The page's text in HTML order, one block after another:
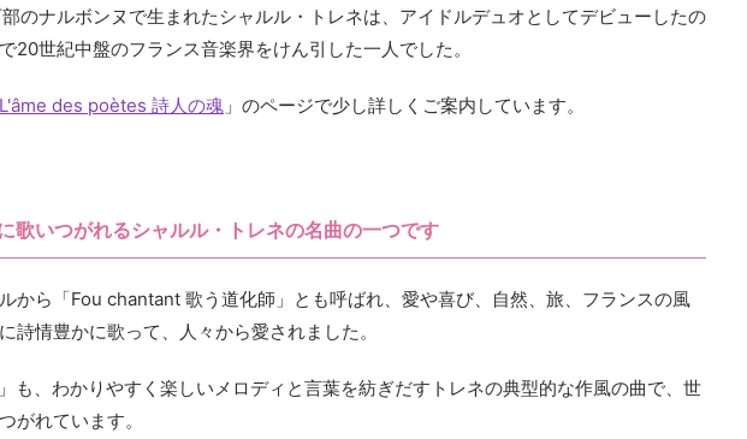
のナルボンヌで生まれたシャルル・トレネは、アイドルデュオとしてデビューしたの
20世紀中盤のフランス音楽界をけん引した一人でした。
L'âme des poètes 詩人の魂 」のページで少し詳しくご案内しています。
歌いつがれるシャルル・トレネの名曲の一つです
から「Fou chantant 歌う道化師」とも呼ばれ、愛や喜び、自然、旅、フランスの風
詩情豊かに歌って、人々から愛されました。
も、わかりやすく楽しいメロディと言葉を紡ぎだすトレネの典型的な作風の曲で、世
がれています。